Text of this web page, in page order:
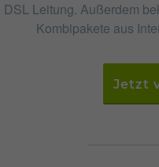
DSL Leitung. Außerdem
Kombipakete aus
Jetzt